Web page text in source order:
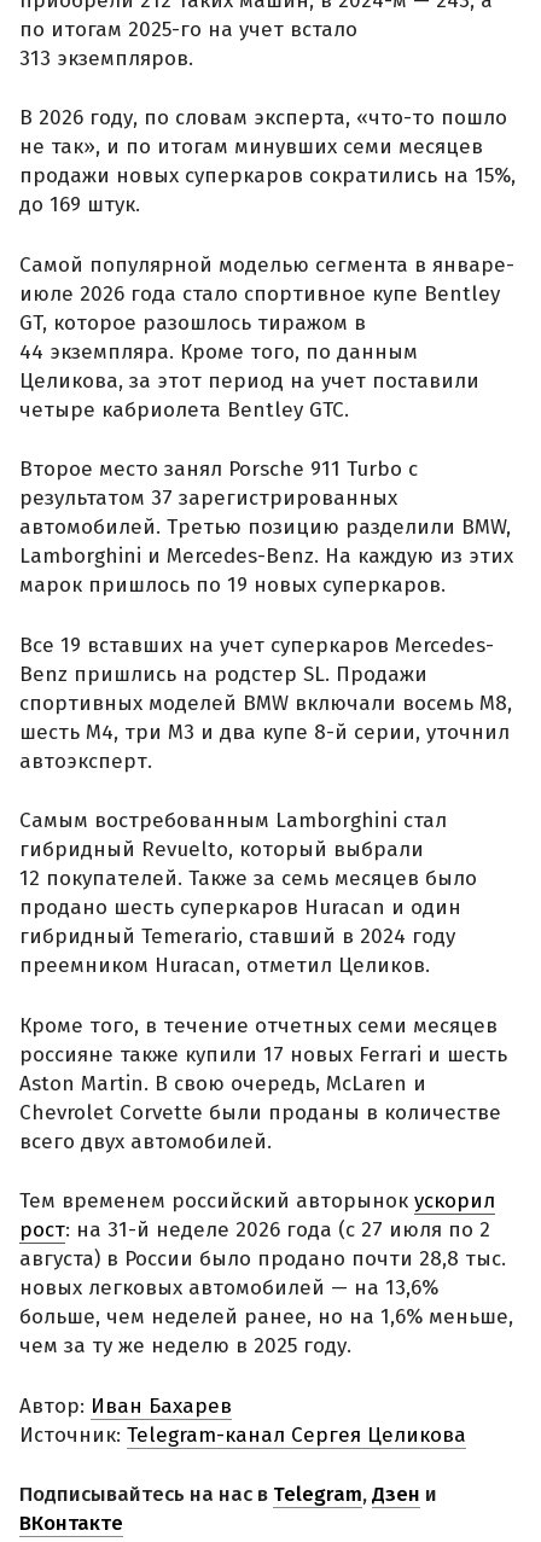
по итогам 2025-го на учет встало
313 экземпляров.
В 2026 году, по словам эксперта, «что-то пошло
не так», и по итогам минувших семи месяцев
продажи новых суперкаров сократились на 15%,
до 169 штук.
Самой популярной моделью сегмента в январе-
июле 2026 года стало спортивное купе Bentley
GT, которое разошлось тиражом в
44 экземпляра. Кроме того, по данным
Целикова, за этот период на учет поставили
четыре кабриолета Bentley GTC.
Второе место занял Porsche 911 Turbo с
результатом 37 зарегистрированных
автомобилей. Третью позицию разделили BMW,
Lamborghini и Mercedes-Benz. На каждую из этих
марок пришлось по 19 новых суперкаров.
Все 19 вставших на учет суперкаров Mercedes-
Benz пришлись на родстер SL. Продажи
спортивных моделей BMW включали восемь M8,
шесть M4, три M3 и два купе 8-й серии, уточнил
автоэксперт.
Самым востребованным Lamborghini стал
гибридный Revuelto, который выбрали
12 покупателей. Также за семь месяцев было
продано шесть суперкаров Huracan и один
гибридный Temerario, ставший в 2024 году
преемником Huracan, отметил Целиков.
Кроме того, в течение отчетных семи месяцев
россияне также купили 17 новых Ferrari и шесть
Aston Martin. В свою очередь, McLaren и
Chevrolet Corvette были проданы в количестве
всего двух автомобилей.
Тем временем российский авторынок ускорил
рост: на 31-й неделе 2026 года (с 27 июля по 2
августа) в России было продано почти 28,8 тыс.
новых легковых автомобилей — на 13,6%
больше, чем неделей ранее, но на 1,6% меньше,
чем за ту же неделю в 2025 году.
Автор: Иван Бахарев
Источник: Telegram-канал Сергея Целикова
Подписывайтесь на нас в Telegram,Дзен и
ВКонтакте